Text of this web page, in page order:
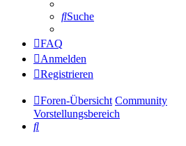
Suche
FAQ
Anmelden
Registrieren
Foren-Übersicht Community
Vorstellungsbereich
Suche